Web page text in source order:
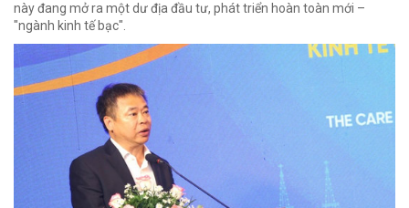
này đang mở ra một dư địa đầu tư, phát triển hoàn toàn mới –
"ngành kinh tế bạc".